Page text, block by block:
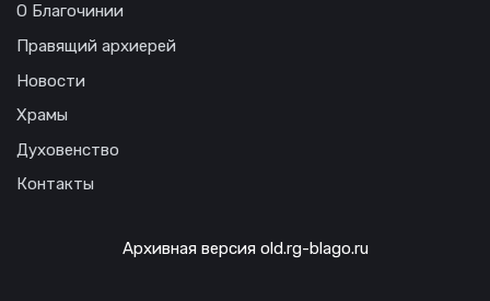
О Благочинии
Правящий архиерей
Новости
Храмы
Духовенство
Контакты
Архивная версия old.rg-blago.ru